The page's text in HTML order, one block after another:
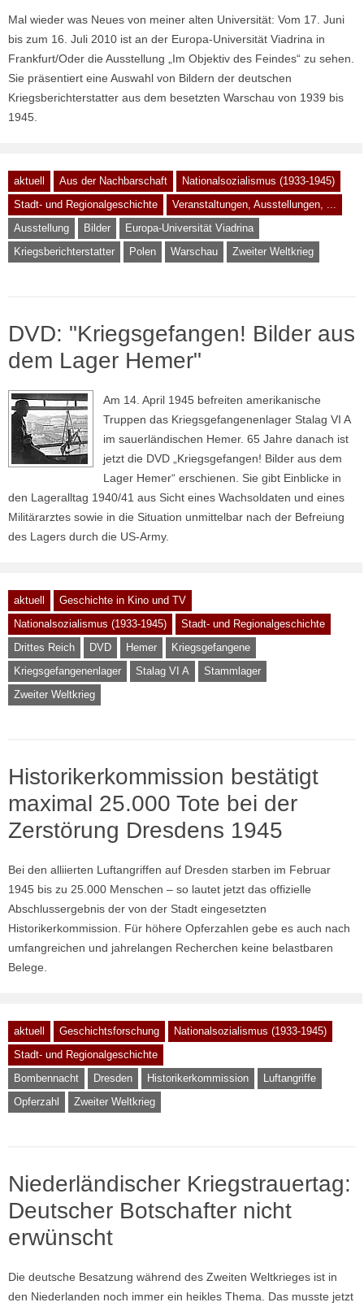
Mal wieder was Neues von meiner alten Universität: Vom 17. Juni
bis zum 16. Juli 2010 ist an der Europa-Universität Viadrina in
Frankfurt/Oder die Ausstellung „Im Objektiv des Feindes“ zu sehen.
Sie präsentiert eine Auswahl von Bildern der deutschen
Kriegsberichterstatter aus dem besetzten Warschau von 1939 bis
1945.
aktuell Aus der Nachbarschaft
Nationalsozialismus (1933-1945)
Stadt- und Regionalgeschichte
Veranstaltungen, Ausstellungen, ...
Ausstellung
Bilder
Europa-Universität Viadrina
Kriegsberichterstatter
Polen Warschau Zweiter Weltkrieg
DVD: "Kriegsgefangen! Bilder aus
dem Lager Hemer"
Am 14. April 1945 befreiten amerikanische
Truppen das Kriegsgefangenenlager Stalag VI A
im sauerländischen Hemer. 65 Jahre danach ist
jetzt die DVD „Kriegsgefangen! Bilder aus dem
Lager Hemer“ erschienen. Sie gibt Einblicke in
den Lageralltag 1940/41 aus Sicht eines Wachsoldaten und eines
Militärarztes sowie in die Situation unmittelbar nach der Befreiung
des Lagers durch die US-Army.
aktuell
Geschichte in Kino und TV
Nationalsozialismus (1933-1945)
Stadt- und Regionalgeschichte
Drittes Reich
DVD Hemer
Kriegsgefangene
Kriegsgefangenenlager
Stalag VI A
Stammlager
Zweiter Weltkrieg
Historikerkommission bestätigt
maximal 25.000 Tote bei der
Zerstörung Dresdens 1945
Bei den alliierten Luftangriffen auf Dresden starben im Februar
1945 bis zu 25.000 Menschen – so lautet jetzt das offizielle
Abschlussergebnis der von der Stadt eingesetzten
Historikerkommission. Für höhere Opferzahlen gebe es auch nach
umfangreichen und jahrelangen Recherchen keine belastbaren
Belege.
aktuell Geschichtsforschung
Nationalsozialismus (1933-1945)
Stadt- und Regionalgeschichte
Bombennacht
Dresden Historikerkommission
Luftangriffe
Opferzahl
Zweiter Weltkrieg
Niederländischer Kriegstrauertag:
Deutscher Botschafter nicht
erwünscht
Die deutsche Besatzung während des Zweiten Weltkrieges ist in
den Niederlanden noch immer ein heikles Thema. Das musste jetzt